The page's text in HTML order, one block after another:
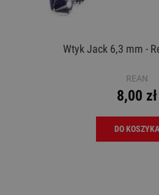
Wtyk Jack 6,3 mm -
REAN
8,00 zł
DO KOSZYKA